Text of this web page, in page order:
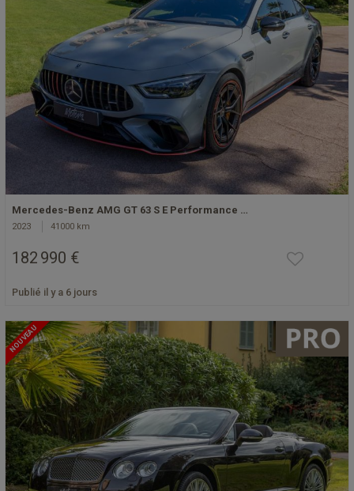
Mercedes-Benz AMG GT 63 S E Performance …
2023 41000 km
182 990 €
Publié il y a 6 jours
NOUVEAU